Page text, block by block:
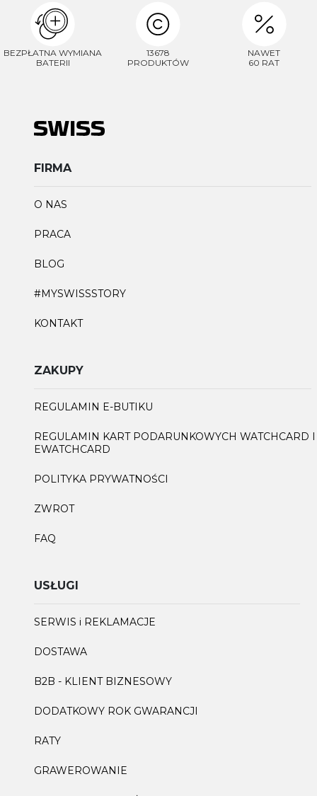
BEZPŁATNA WYMIANA
BATERII
13678
PRODUKTÓW
NAWET
60 RAT
FIRMA
O NAS
PRACA
BLOG
#MYSWISSSTORY
KONTAKT
ZAKUPY
REGULAMIN E-BUTIKU
REGULAMIN KART PODARUNKOWYCH WATCHCARD I
EWATCHCARD
POLITYKA PRYWATNOŚCI
ZWROT
FAQ
USŁUGI
SERWIS i REKLAMACJE
DOSTAWA
B2B - KLIENT BIZNESOWY
DODATKOWY ROK GWARANCJI
RATY
GRAWEROWANIE